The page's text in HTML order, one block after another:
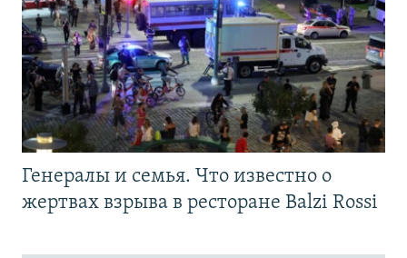
Генералы и семья. Что известно о
жертвах взрыва в ресторане Balzi Rossi